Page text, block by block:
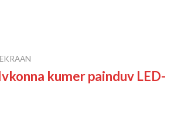
kumer painduv LED-